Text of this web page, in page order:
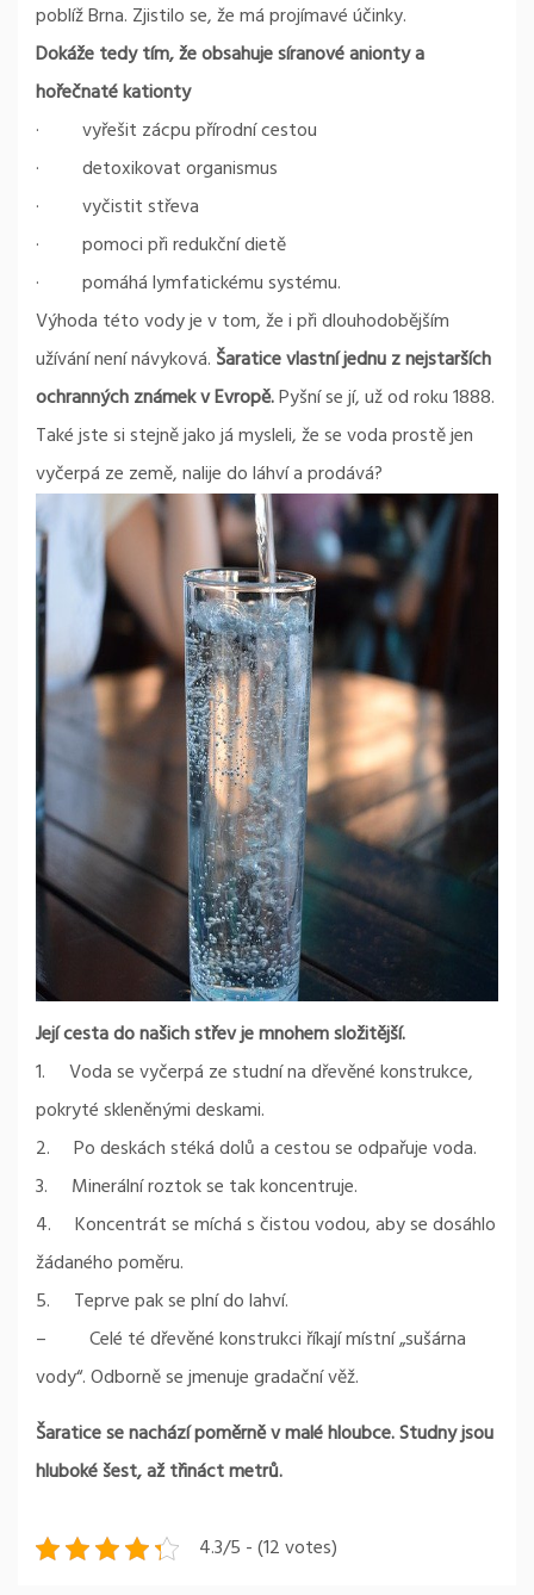
poblíž Brna. Zjistilo se, že má projímavé účinky.
Dokáže tedy tím, že obsahuje síranové anionty a
hořečnaté kationty
· vyřešit zácpu přírodní cestou
· detoxikovat organismus
· vyčistit střeva
· pomoci při redukční dietě
· pomáhá lymfatickému systému.
Výhoda této vody je v tom, že i při dlouhodobějším
užívání není návyková. Šaratice vlastní jednu z nejstarších
ochranných známek v Evropě.Pyšní se jí, už od roku 1888.
Také jste si stejně jako já mysleli, že se voda prostě jen
vyčerpá ze země, nalije do láhví a prodává?
Její cesta do našich střev je mnohem složitější.
1. Voda se vyčerpá ze studní na dřevěné konstrukce,
pokryté skleněnými deskami.
2. Po deskách stéká dolů a cestou se odpařuje voda.
3. Minerální roztok se tak koncentruje.
4. Koncentrát se míchá s čistou vodou, aby se dosáhlo
žádaného poměru.
5. Teprve pak se plní do lahví.
– Celé té dřevěné konstrukci říkají místní „sušárna
vody“. Odborně se jmenuje gradační věž.
Šaratice se nachází poměrně v malé hloubce. Studny jsou
hluboké šest, až třináct metrů.
4.3/5 - (12 votes)